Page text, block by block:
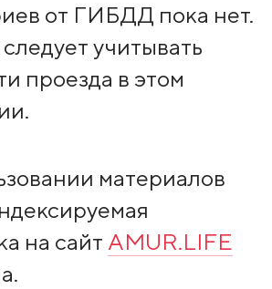
от ГИБДД пока нет.
учитывать
проезда в этом
материалов
на сайт AMUR.LIFE